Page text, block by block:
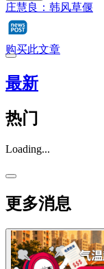
庄慧良：韩风草偃
购买此文章
最新
热门
Loading...
更多消息